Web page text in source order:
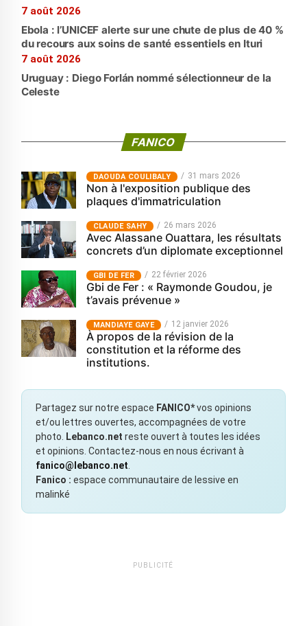
7 août 2026
Ebola : l’UNICEF alerte sur une chute de plus de 40 %
du recours aux soins de santé essentiels en Ituri
7 août 2026
Uruguay : Diego Forlán nommé sélectionneur de la
Celeste
FANICO
‎DAOUDA COULIBALY 31 mars 2026
Non à l'exposition publique des
plaques d'immatriculation
CLAUDE SAHY 26 mars 2026
Avec Alassane Ouattara, les résultats
concrets d’un diplomate exceptionnel
GBI DE FER 22 février 2026
Gbi de Fer : « Raymonde Goudou, je
t’avais prévenue »
MANDIAYE GAYE 12 janvier 2026
À propos de la révision de la
constitution et la réforme des
institutions.
Partagez sur notre espace FANICO*vos opinions
et/ou lettres ouvertes, accompagnées de votre
photo.
Lebanco.net reste ouvert à toutes les idées
et opinions. Contactez-nous en nous écrivant à
fanico@lebanco.net
Fanico : espace communautaire de lessive en
malinké
PUBLICITÉ